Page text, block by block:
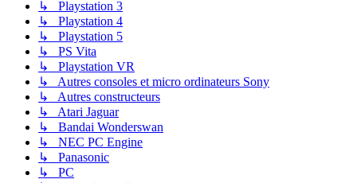
↳ Playstation 3
↳ Playstation 4
↳ Playstation 5
↳ PS Vita
↳ Playstation VR
↳ Autres consoles et micro ordinateurs Sony
↳ Autres constructeurs
↳ Atari Jaguar
↳ Bandai Wonderswan
↳ NEC PC Engine
↳ Panasonic
↳ PC